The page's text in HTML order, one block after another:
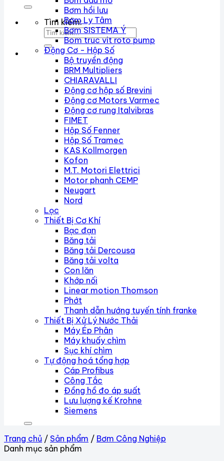
Tìm kiếm:
Bơm hồi lưu
Bơm Ly Tâm
Bơm SISTEMA Ý
Bom truc vit roto pump
Động Cơ - Hộp Số
Bộ truyền động
BRM Multipliers
CHIARAVALLI
Động cơ hộp số Brevini
Động cơ Motors Varmec
Động cơ rung Italvibras
FIMET
Hộp Số Fenner
Hộp Số Tramec
KAS Kollmorgen
Kofon
M.T. Motori Elettrici
Motor phanh CEMP
Neugart
Nord
Lọc
Thiết Bị Cơ Khí
Bạc đạn
Băng tải
Băng tải Dercousa
Băng tải volta
Con lăn
Khớp nối
Linear motion Thomson
Phớt
Thanh dẫn hướng tuyến tính franke
Thiết Bị Xử Lý Nước Thải
Máy Ép Phân
Máy khuấy chìm
Sục khí chìm
Tự động hoá tổng hợp
Cáp Profibus
Công Tắc
Đồng hồ đo áp suất
Lưu lượng kế Krohne
Siemens
Trang chủ / Sản phẩm / Bơm Công Nghiệp
Danh mục sản phẩm